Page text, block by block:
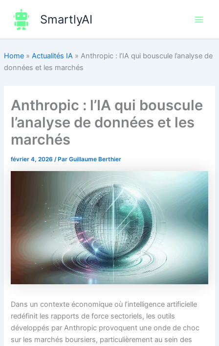
contenu
SmartlyAI
Home» Actualités IA» Anthropic : l’IA qui bouscule l’analyse de
données et les marchés
Anthropic : l’IA qui bouscule
l’analyse de données et les
marchés
février 4, 2026/ ParGuillaume Berthier
Dans un contexte économique où l’intelligence artificielle
redéfinit les rapports de force sectoriels, les outils
développés par Anthropic provoquent une onde de choc
sur les marchés boursiers, particulièrement au sein des